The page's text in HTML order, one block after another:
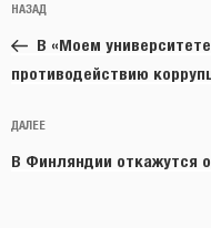
по
записям
Предыдущая
запись:
НАЗАД
В «Моем
противодействию
Следующая
запись
ДАЛЕЕ
В Финляндии откажутся